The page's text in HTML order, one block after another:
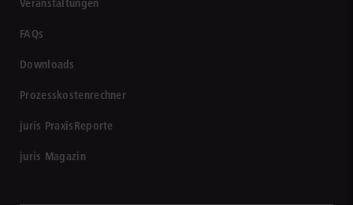
Veranstaltungen
FAQs
Downloads
Prozesskostenrechner
juris PraxisReporte
juris Magazin